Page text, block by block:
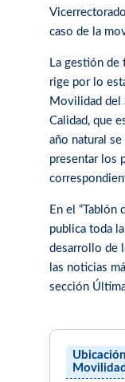
caso de la
La gestión de
rige por lo
Movilidad del
Calidad, que
año natural
presentar los
En el “Tablón
publica toda
desarrollo de
las noticias
sección
Movilidad